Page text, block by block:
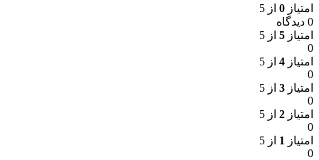
امتیاز 0 از 5
0 دیدگاه
امتیاز 5 از 5
0
امتیاز 4 از 5
0
امتیاز 3 از 5
0
امتیاز 2 از 5
0
امتیاز 1 از 5
0